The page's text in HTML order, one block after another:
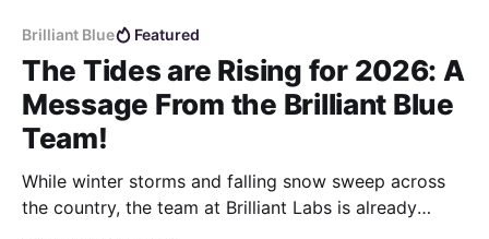
Brilliant Blue Featured
The Tides are Rising for 2026: A
Message From the Brilliant Blue
Team!
While winter storms and falling snow sweep across
the country, the team at Brilliant Labs is already